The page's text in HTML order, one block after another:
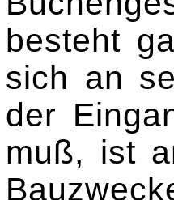
besteht
sich an
der
muß, ist